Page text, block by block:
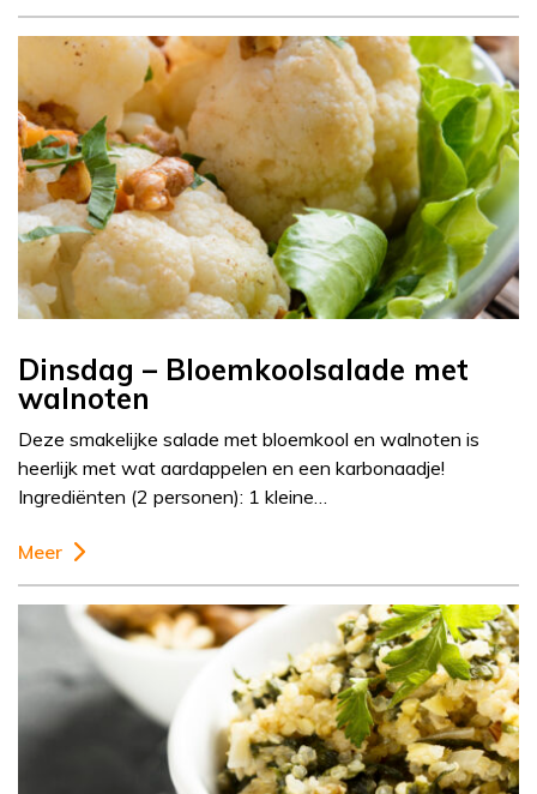
Dinsdag – Bloemkoolsalade met
walnoten
Deze smakelijke salade met bloemkool en walnoten is
heerlijk met wat aardappelen en een karbonaadje!
Ingrediënten (2 personen): 1 kleine…
Meer